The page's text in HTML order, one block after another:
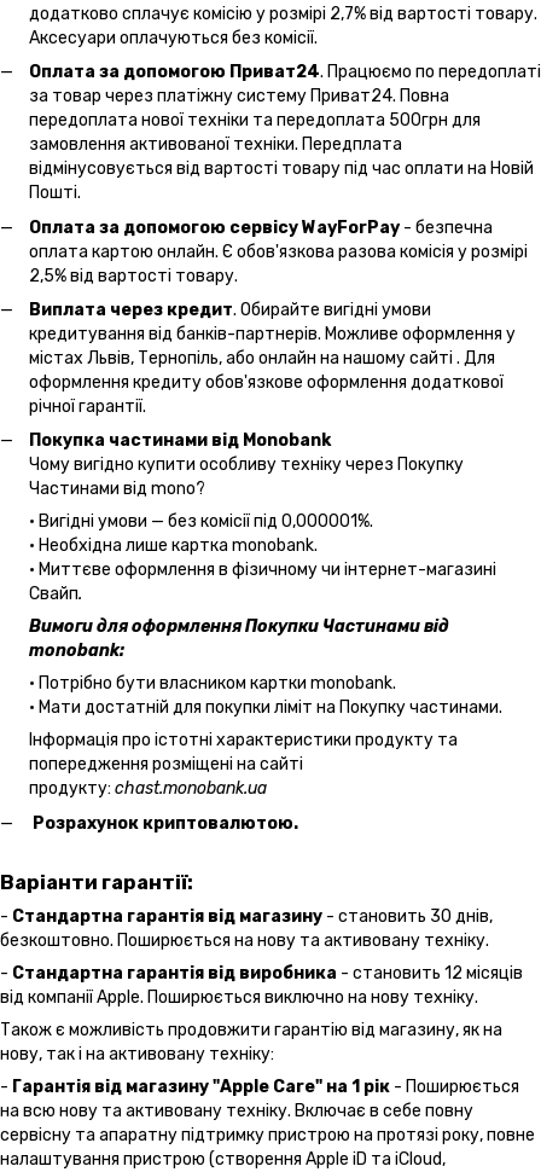
додатково сплачує комісію у розмірі 2,7% від вартості товару.
Аксесуари оплачуються без комісії.
Оплата за допомогою Приват24. Працюємо по передоплаті
за товар через платіжну систему Приват24. Повна
передоплата нової техніки та передоплата 500грн для
замовлення активованої техніки. Передплата
відмінусовується від вартості товару під час оплати на Новій
Пошті.
Оплата за допомогою сервісу WayForPay - безпечна
оплата картою онлайн. Є обов'язкова разова комісія у розмірі
2,5% від вартості товару.
Виплата через кредит. Обирайте вигідні умови
кредитування від банків-партнерів. Можливе оформлення у
містах Львів, Тернопіль, або онлайн на нашому сайті . Для
оформлення кредиту обов'язкове оформлення додаткової
річної гарантії.
Покупка частинами від Monobank
Чому вигідно купити особливу техніку через Покупку
Частинами від mono?
• Вигідні умови — без комісії під 0,000001%.
• Необхідна лише картка monobank.
• Миттєве оформлення в фізичному чи інтернет-магазині
Cвайп.
Вимоги для оформлення Покупки Частинами від
monobank:
• Потрібно бути власником картки monobank.
• Мати достатній для покупки ліміт на Покупку частинами.
Інформація про істотні характеристики продукту та
попередження розміщені на сайті
продукту: chast.monobank.ua
Розрахунок криптовалютою.
Варіанти гарантії:
- Стандартна гарантія від магазину - становить 30 днів,
безкоштовно. Поширюється на нову та активовану техніку.
- Стандартна гарантія від виробника - становить 12 місяців
від компанії Apple. Поширюється виключно на нову техніку.
Також є можливість продовжити гарантію від магазину, як на
нову, так і на активовану техніку:
- Гарантія від магазину "Apple Care" на 1 рік - Поширюється
на всю нову та активовану техніку. Включає в себе повну
сервісну та апаратну підтримку пристрою на протязі року, повне
налаштування пристрою (створення Apple iD та iCloud,